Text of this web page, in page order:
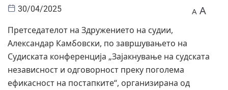
30/04/2025 A A
Претседателот на Здружението на судии,
Александар Камбовски, по завршувањето на
Судиската конференција „Зајакнување на судската
независност и одговорност преку поголема
ефикасност на постапките“, организирана од